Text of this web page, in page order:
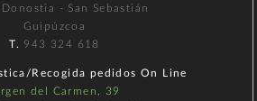
- San Sebastián
Guipúzcoa
T. 943 324 618
Recogida pedidos On Line
del Carmen, 39